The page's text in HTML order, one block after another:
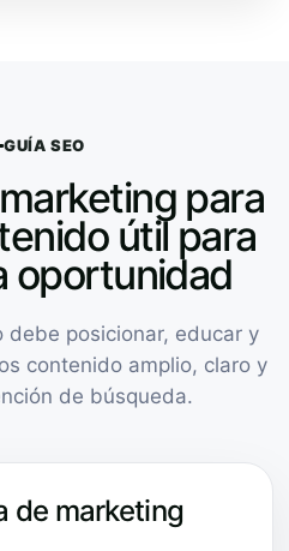
GUÍA SEO
para
útil para
oportunidad
debe posicionar, educar y
contenido amplio, claro y
de búsqueda.
de marketing